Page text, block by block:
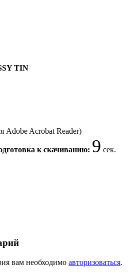
TIN
Adobe Acrobat Reader)
к скачиванию: 9 сек.
вам необходимо авторизоваться.